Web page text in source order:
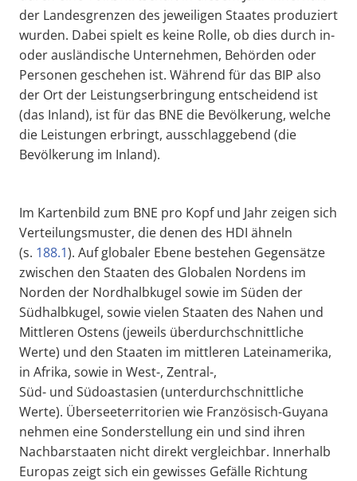
der Landesgrenzen des jeweiligen Staates produziert
wurden. Dabei spielt es keine Rolle, ob dies durch in-
oder ausländische Unternehmen, Behörden oder
Personen geschehen ist. Während für das BIP also
der Ort der Leistungserbringung entscheidend ist
(das Inland), ist für das BNE die Bevölkerung, welche
die Leistungen erbringt, ausschlaggebend (die
Bevölkerung im Inland).
Im Kartenbild zum BNE pro Kopf und Jahr zeigen sich
Verteilungsmuster, die denen des HDI ähneln
(s. 188.1). Auf globaler Ebene bestehen Gegensätze
zwischen den Staaten des Globalen Nordens im
Norden der Nordhalbkugel sowie im Süden der
Südhalbkugel, sowie vielen Staaten des Nahen und
Mittleren Ostens (jeweils überdurchschnittliche
Werte) und den Staaten im mittleren Lateinamerika,
in Afrika, sowie in West-, Zentral-,
Süd- und Südoastasien (unterdurchschnittliche
Werte). Überseeterritorien wie Französisch-Guyana
nehmen eine Sonderstellung ein und sind ihren
Nachbarstaaten nicht direkt vergleichbar. Innerhalb
Europas zeigt sich ein gewisses Gefälle Richtung